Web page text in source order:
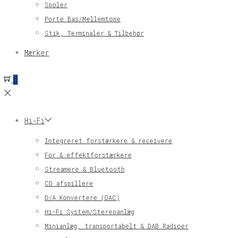
Spoler
Porte Bas/Mellemtone
Stik, Terminaler & Tilbehør
Mærker
0
Hi-Fi
Integreret forstærkere & receivere
For & effektforstærkere
Streamere & Bluetooth
CD afspillere
D/A Konvertere (DAC)
Hi-Fi System/Stereoanlæg
Minianlæg, transportabelt & DAB Radioer